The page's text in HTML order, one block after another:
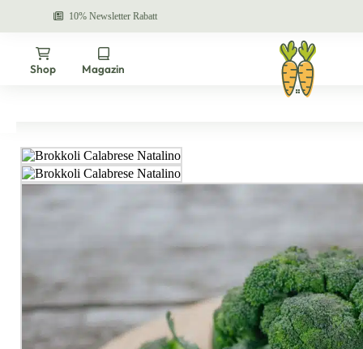
10% Newsletter Rabatt
Shop Magazin
Products search